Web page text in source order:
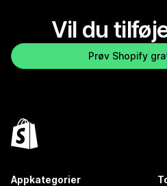
Vil du
Prøv Shopify
Appkategorier